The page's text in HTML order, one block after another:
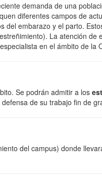
demanda de una
diferentes campos de
del embarazo y el parto.
La atención de
en el ámbito de la
Se podrán admitir a los
de su trabajo fin de
del campus) donde